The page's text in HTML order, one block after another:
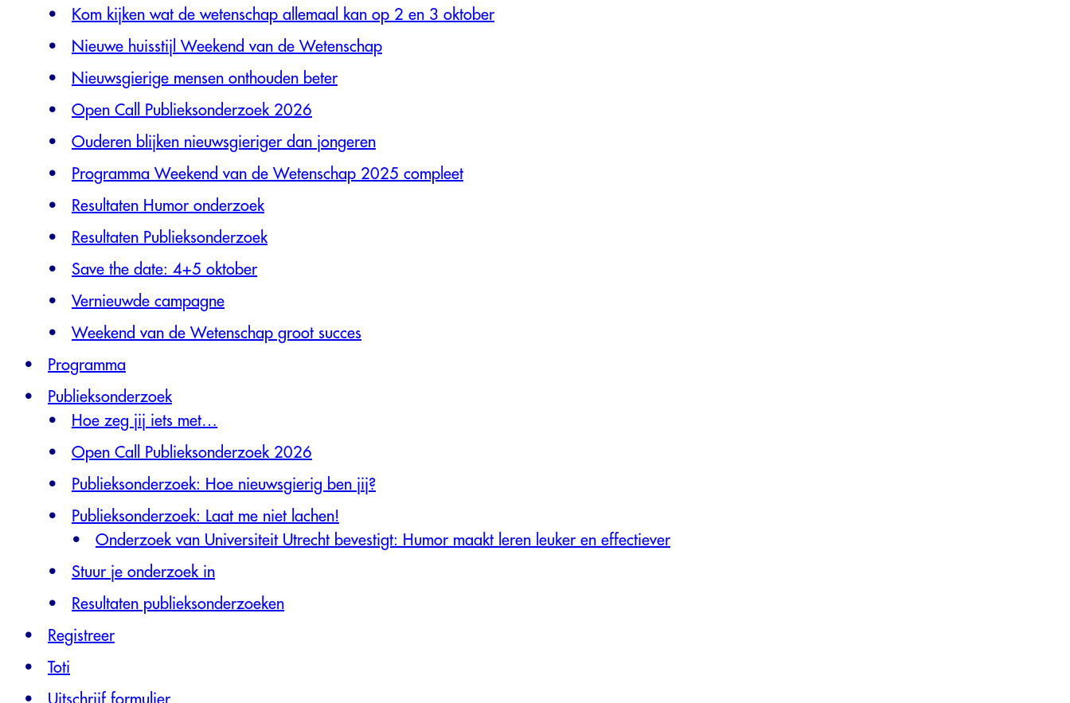
Kom kijken wat de wetenschap allemaal kan op 2 en 3 oktober
Nieuwe huisstijl Weekend van de Wetenschap
Nieuwsgierige mensen onthouden beter
Open Call Publieksonderzoek 2026
Ouderen blijken nieuwsgieriger dan jongeren
Programma Weekend van de Wetenschap 2025 compleet
Resultaten Humor onderzoek
Resultaten Publieksonderzoek
Save the date: 4+5 oktober
Vernieuwde campagne
Weekend van de Wetenschap groot succes
Programma
Publieksonderzoek
Hoe zeg jij iets met…
Open Call Publieksonderzoek 2026
Publieksonderzoek: Hoe nieuwsgierig ben jij?
Publieksonderzoek: Laat me niet lachen!
Onderzoek van Universiteit Utrecht bevestigt: Humor maakt leren leuker en effectiever
Stuur je onderzoek in
Resultaten publieksonderzoeken
Registreer
Toti
Uitschrijf formulier